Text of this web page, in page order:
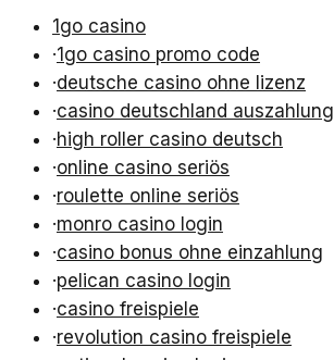
1go casino
·1go casino promo code
·deutsche casino ohne lizenz
·casino deutschland auszahlung
·high roller casino deutsch
·online casino seriös
·roulette online seriös
·monro casino login
·casino bonus ohne einzahlung
·pelican casino login
·casino freispiele
·revolution casino freispiele